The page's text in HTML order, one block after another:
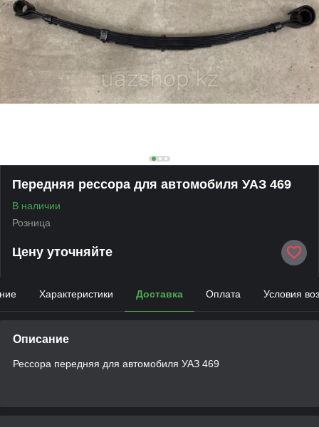
Передняя рессора для автомобиля УАЗ 469
В наличии
Розница
Цену уточняйте
Характеристики Доставка Оплата Условия
Описание
Рессора передняя для автомобиля УАЗ 469